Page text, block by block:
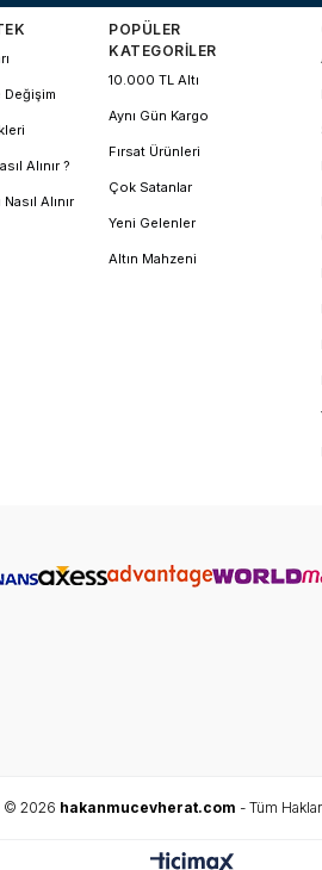
Değişim
Alınır ?
Alınır
POPÜLER
KATEGORİLER
10.000 TL Altı
Aynı Gün Kargo
Fırsat Ürünleri
Çok Satanlar
Yeni Gelenler
Altın Mahzeni
© 2026 hakanmucevherat.com - Tüm